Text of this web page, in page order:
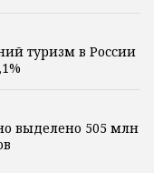
туризм в России
выделено 505 млн